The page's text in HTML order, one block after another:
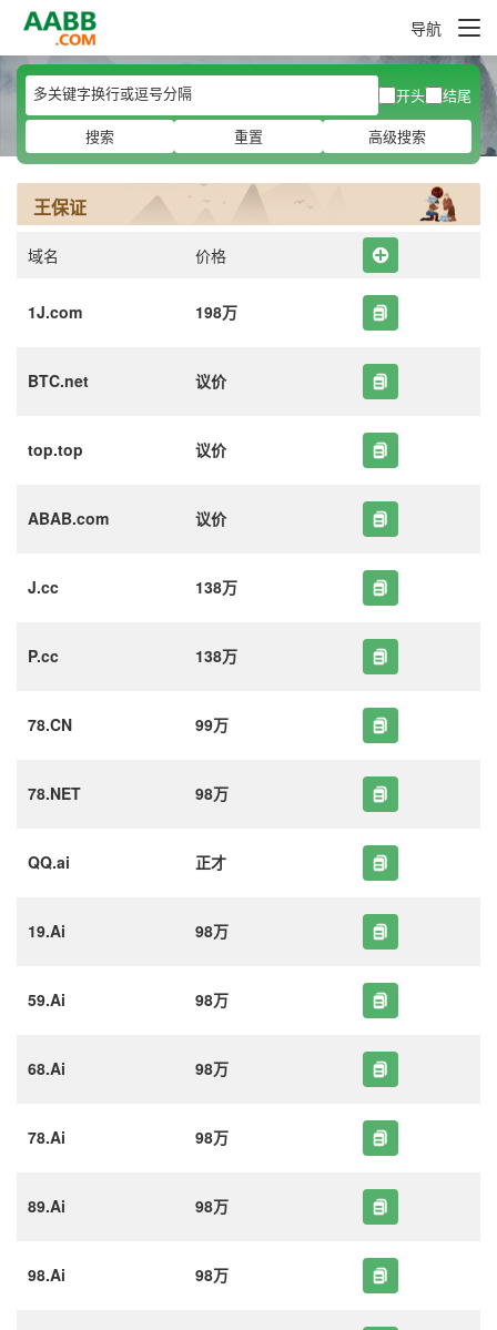
导航
开头
结尾
搜索
重置 高级搜索
王保证
域名 价格
1J.com 198万
BTC.net 议价
top.top 议价
ABAB.com 议价
J.cc 138万
P.cc 138万
78.CN 99万
78.NET 98万
QQ.ai 正才
19.Ai 98万
59.Ai 98万
68.Ai 98万
78.Ai 98万
89.Ai 98万
98.Ai 98万